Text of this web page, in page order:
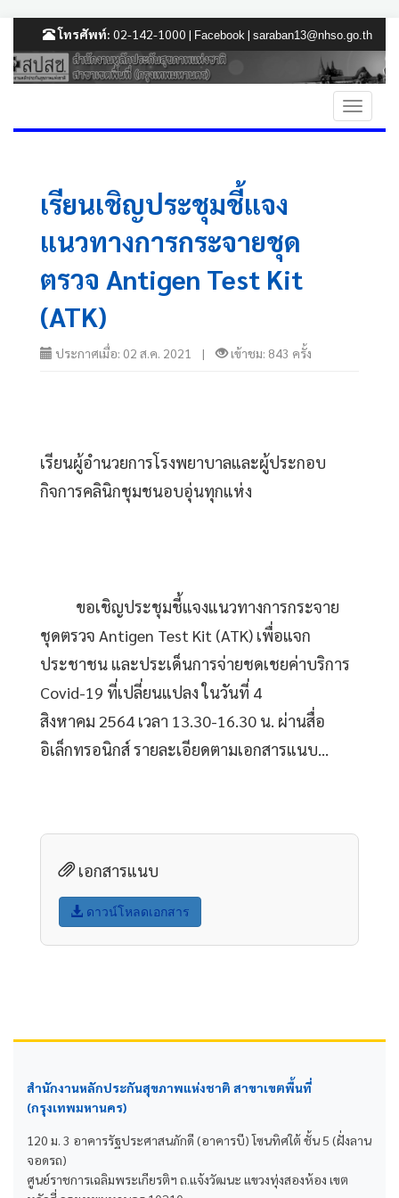
โทรศัพท์: 02-142-1000 | Facebook | saraban13@nhso.go.th
เรียนเชิญประชุมชี้แจง
แนวทางการกระจายชุด
ตรวจ Antigen Test Kit
(ATK)
ประกาศเมื่อ: 02 ส.ค. 2021 | เข้าชม: 843 ครั้ง
เรียนผู้อำนวยการโรงพยาบาลและผู้ประกอบ
กิจการคลินิกชุมชนอบอุ่นทุกแห่ง
ขอเชิญประชุมชี้แจงแนวทางการกระจาย
ชุดตรวจ Antigen Test Kit (ATK) เพื่อแจก
ประชาชน และประเด็นการจ่ายชดเชยค่าบริการ
Covid-19 ที่เปลี่ยนแปลง ในวันที่ 4
สิงหาคม 2564 เวลา 13.30-16.30 น. ผ่านสื่อ
อิเล็กทรอนิกส์ รายละเอียดตามเอกสารแนบ...
เอกสารแนบ
ดาวน์โหลดเอกสาร
สำนักงานหลักประกันสุขภาพแห่งชาติ สาขาเขตพื้นที่
(กรุงเทพมหานคร)
120 ม. 3 อาคารรัฐประศาสนภักดี (อาคารบี) โซนทิศใต้ ชั้น 5 (ฝั่งลาน
จอดรถ)
ศูนย์ราชการเฉลิมพระเกียรติฯ ถ.แจ้งวัฒนะ แขวงทุ่งสองห้อง เขต